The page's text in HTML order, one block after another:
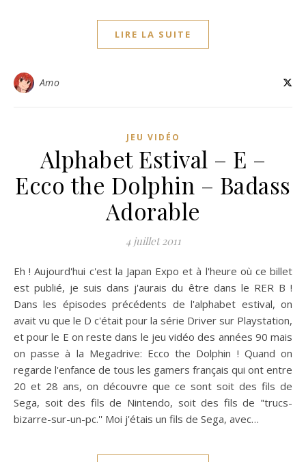
LIRE LA SUITE
Amo
JEU VIDÉO
Alphabet Estival – E –
Ecco the Dolphin – Badass
Adorable
4 juillet 2011
Eh ! Aujourd'hui c'est la Japan Expo et à l'heure où ce billet
est publié, je suis dans j'aurais du être dans le RER B !
Dans les épisodes précédents de l'alphabet estival, on
avait vu que le D c'était pour la série Driver sur Playstation,
et pour le E on reste dans le jeu vidéo des années 90 mais
on passe à la Megadrive: Ecco the Dolphin ! Quand on
regarde l'enfance de tous les gamers français qui ont entre
20 et 28 ans, on découvre que ce sont soit des fils de
Sega, soit des fils de Nintendo, soit des fils de "trucs-
bizarre-sur-un-pc.'' Moi j'étais un fils de Sega, avec…